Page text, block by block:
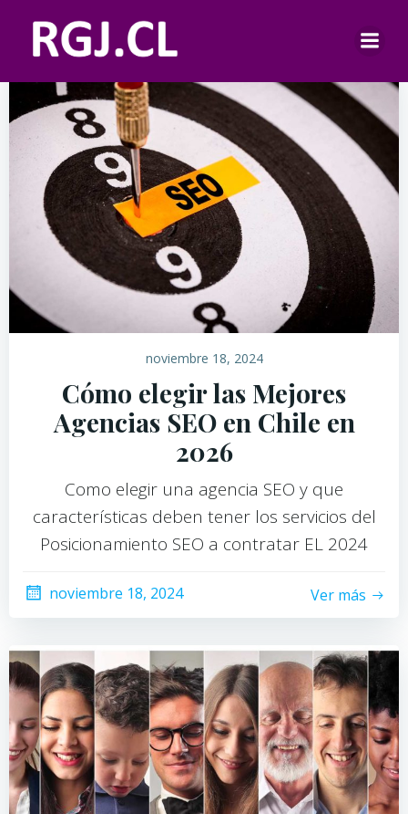
noviembre 18, 2024
Cómo elegir las Mejores
Agencias SEO en Chile en
2026
Como elegir una agencia SEO y que
características deben tener los servicios del
Posicionamiento SEO a contratar EL 2024
noviembre 18, 2024 Ver más